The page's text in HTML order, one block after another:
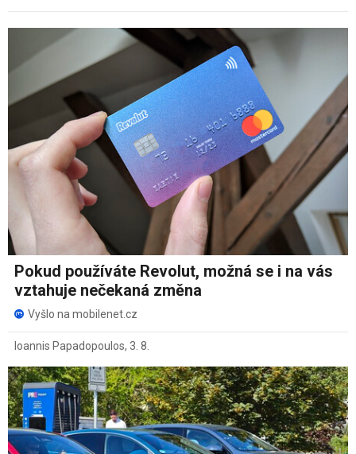
Pokud používáte Revolut, možná se i na vás
vztahuje nečekaná změna
Vyšlo na mobilenet.cz
Ioannis Papadopoulos, 3. 8.